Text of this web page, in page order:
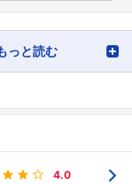
っと読む
4.0